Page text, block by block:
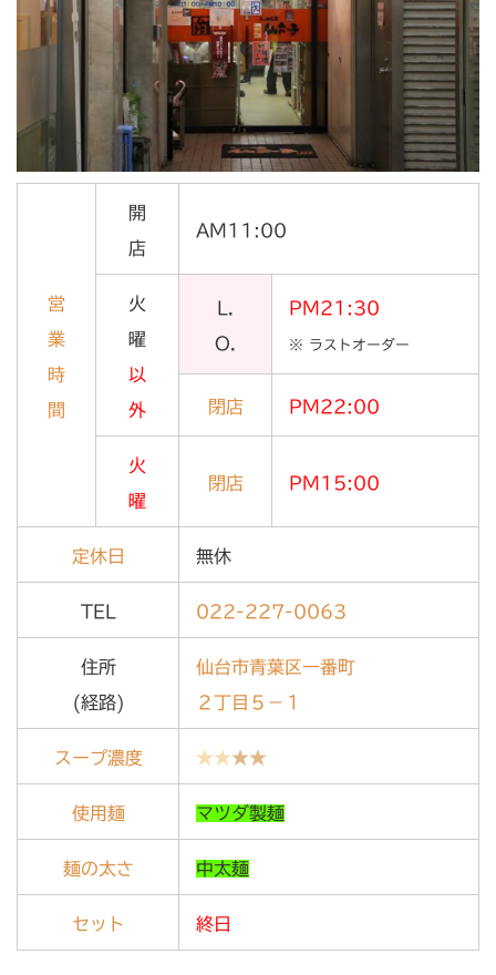
営
業
時
間
開
店
AM11:00
火
曜
以
外
L.
O.
PM21:30
※ ラストオーダー
閉店 PM22:00
火
曜
閉店 PM15:00
定休日 無休
TEL 022-227-0063
住所
(経路)
仙台市青葉区一番町
２丁目５－１
スープ濃度 ★★★★
使用麺 マツダ製麺
麺の太さ 中太麺
セット 終日